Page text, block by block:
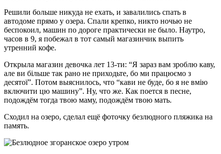
Решили больше никуда не ехать, и завалились спать в
автодоме прямо у озера. Спали крепко, никто ночью не
беспокоил, машин по дороге практически не было. Наутро,
часов в 9, я побежал в тот самый магазинчик выпить
утренний кофе.
Открыла магазин девочка лет 13-ти: “Я зараз вам зроблю каву,
але ви більше так рано не приходьте, бо ми працюємо з
десятої”. Потом выяснилось, что “кави не буде, бо я не вмію
включити цю машину”. Ну, что же. Как поется в песне,
подождём тогда твою маму, подождём твою мать.
Сходил на озеро, сделал ещё фоточку безлюдного пляжика на
память.